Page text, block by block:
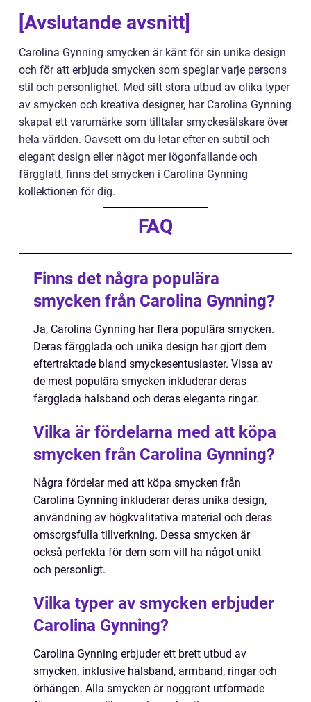
[Avslutande avsnitt]
Carolina Gynning smycken är känt för sin unika design
och för att erbjuda smycken som speglar varje persons
stil och personlighet. Med sitt stora utbud av olika typer
av smycken och kreativa designer, har Carolina Gynning
skapat ett varumärke som tilltalar smyckesälskare över
hela världen. Oavsett om du letar efter en subtil och
elegant design eller något mer iögonfallande och
färgglatt, finns det smycken i Carolina Gynning
kollektionen för dig.
FAQ
Finns det några populära
smycken från Carolina Gynning?
Ja, Carolina Gynning har flera populära smycken.
Deras färgglada och unika design har gjort dem
eftertraktade bland smyckesentusiaster. Vissa av
de mest populära smycken inkluderar deras
färgglada halsband och deras eleganta ringar.
Vilka är fördelarna med att köpa
smycken från Carolina Gynning?
Några fördelar med att köpa smycken från
Carolina Gynning inkluderar deras unika design,
användning av högkvalitativa material och deras
omsorgsfulla tillverkning. Dessa smycken är
också perfekta för dem som vill ha något unikt
och personligt.
Vilka typer av smycken erbjuder
Carolina Gynning?
Carolina Gynning erbjuder ett brett utbud av
smycken, inklusive halsband, armband, ringar och
örhängen. Alla smycken är noggrant utformade